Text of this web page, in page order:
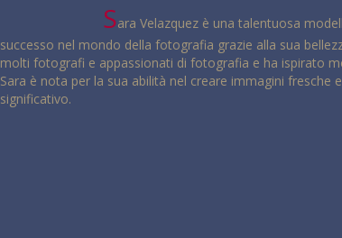
Sara Velazquez è una talentuosa
successo nel mondo della fotografia grazie alla sua
molti fotografi e appassionati di fotografia e ha ispirato
Sara è nota per la sua abilità nel creare immagini
significativo.